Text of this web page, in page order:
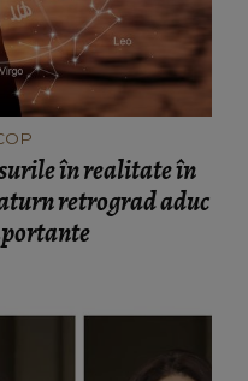
în realitate în
retrograd aduc